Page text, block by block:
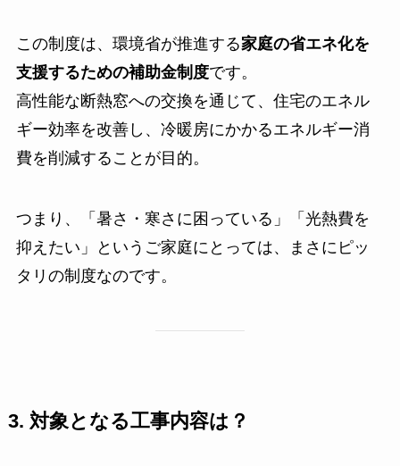
この制度は、環境省が推進する家庭の省エネ化を
支援するための補助金制度です。
高性能な断熱窓への交換を通じて、住宅のエネル
ギー効率を改善し、冷暖房にかかるエネルギー消
費を削減することが目的。
つまり、「暑さ・寒さに困っている」「光熱費を
抑えたい」というご家庭にとっては、まさにピッ
タリの制度なのです。
3. 対象となる工事内容は？